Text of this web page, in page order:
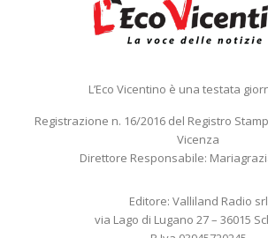
L’Eco Vicentino è una testata
Registrazione n. 16/2016 del Registro
Vicenza
Direttore Responsabile:
Editore: Valliland Radio srl
via Lago di Lugano 27 – 36015